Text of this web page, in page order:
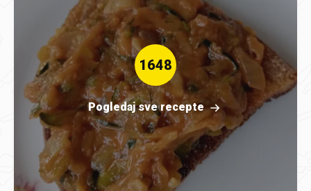
1648
Pogledaj sve recepte